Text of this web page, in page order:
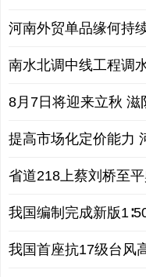
河南外贸单品缘何持
南水北调中线工程调
8月7日将迎来立秋
提高市场化定价能力
省道218上蔡刘桥至
我国编制完成新版
我国首座抗17级台风